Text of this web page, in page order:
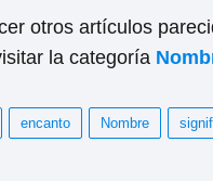
otros artículos
la categoría
encanto Nombre